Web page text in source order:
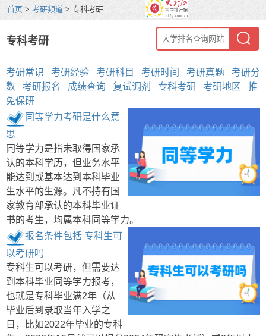
首页 > 考研频道 > 专科考研
专科考研
考研常识 考研经验 考研科目 考研时间 考研真题
考研分
数
考研报名 成绩查询 复试调剂 专科考研 考研地区
推
免保研
同等学力考研是什么意
思
同等学力是指未取得国家承
认的本科学历，但业务水平
能达到或基本达到本科毕业
生水平的生源。凡不持有国
家教育部承认的本科毕业证
书的考生，均属本科同等学力。
报名条件包括 专科生可
以考研吗
专科生可以考研，但需要达
到本科毕业同等学力报考，
也就是专科毕业满2年（从
毕业后到录取当年入学之
日，比如2022年毕业的专科